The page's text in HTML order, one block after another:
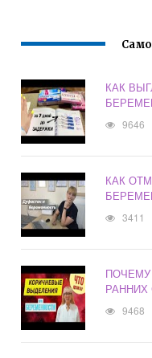
КАК
9646
КАК
3411
РАННИХ
9468